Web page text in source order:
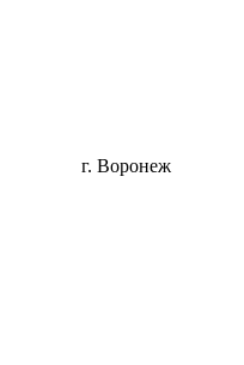
г. Воронеж